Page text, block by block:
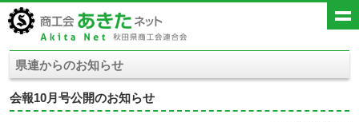
県連からのお知らせ
会報10月号公開のお知らせ